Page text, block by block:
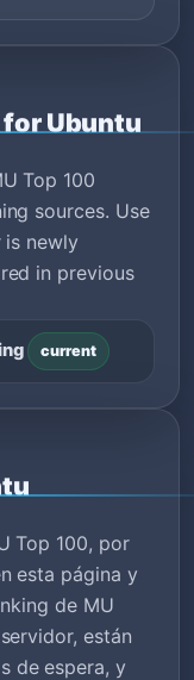
Ubuntu
Top 100
sources. Use
newly
in previous
current
Top 100, por
esta página y
de MU
están
de espera, y